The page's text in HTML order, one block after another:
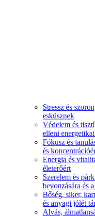
Stressz és
esküsznek
Védelem és
elleni
Fókusz és
és
Energia és
életerőért
Szerelem és
bevonzására és
Bőség, siker,
és anyagi jólét
Alvás,